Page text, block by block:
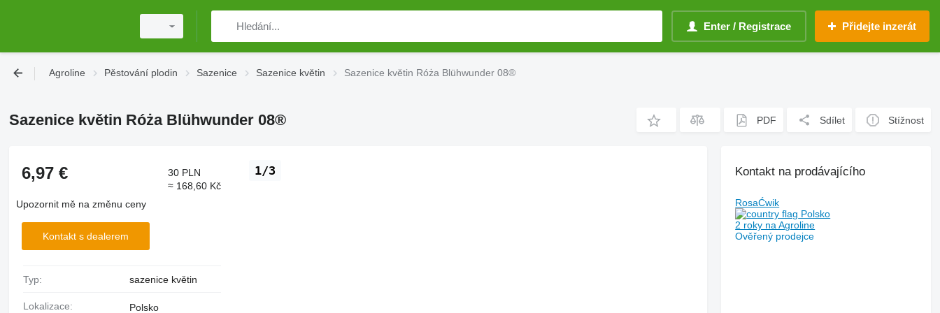
Enter / Registrace Přidejte inzerát
Agroline Pěstování plodin Sazenice Sazenice květin Sazenice květin Róża Blühwunder 08®
Sazenice květin Róża Blühwunder 08® PDF Sdílet Stížnost
1/3
6,97 €
30 PLN
≈ 168,60 Kč
Upozornit mě na změnu ceny
Kontakt s dealerem
Typ: sazenice květin
Lokalizace: Polsko
Kontakt na prodávajícího
RosaĆwik
Polsko
2 roky na Agroline
Ověřený prodejce